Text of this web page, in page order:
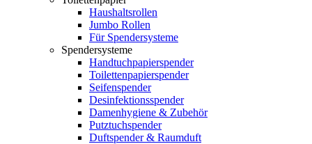
Haushaltsrollen
Jumbo Rollen
Für Spendersysteme
Spendersysteme
Handtuchpapierspender
Toilettenpapierspender
Seifenspender
Desinfektionsspender
Damenhygiene & Zubehör
Putztuchspender
Duftspender & Raumduft